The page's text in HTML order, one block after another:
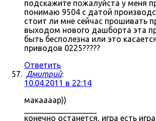
подскажите пожалуйста у меня
понимаю 9504 с датой
стоит ли мне сейчас прошивать
выходом нового дашборта эта
быть бесполезна или это
приводов 0225?????
Ответить
Дмитрий:
10.04.2011 в 22:14
макаааар))
конечно останется, игра есть